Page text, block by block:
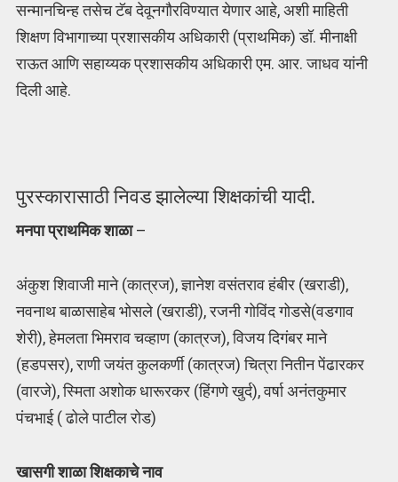
सन्मानचिन्ह तसेच टॅब देवूनगौरविण्यात येणार आहे, अशी माहिती
शिक्षण विभागाच्या प्रशासकीय अधिकारी (प्राथमिक) डॉ. मीनाक्षी
राऊत आणि सहाय्यक प्रशासकीय अधिकारी एम. आर. जाधव यांनी
दिली आहे.
पुरस्कारासाठी निवड झालेल्या शिक्षकांची यादी.
मनपा प्राथमिक शाळा–
अंकुश शिवाजी माने (कात्रज), ज्ञानेश वसंतराव हंबीर (खराडी),
नवनाथ बाळासाहेब भोसले (खराडी), रजनी गोविंद गोडसे(वडगाव
शेरी), हेमलता भिमराव चव्हाण (कात्रज), विजय दिगंबर माने
(हडपसर), राणी जयंत कुलकर्णी (कात्रज) चित्रा नितीन पेंढारकर
(वारजे), स्मिता अशोक धारूरकर (हिंगणे खुर्द), वर्षा अनंतकुमार
पंचभाई ( ढोले पाटील रोड)
खासगी शाळा शिक्षकाचे नाव